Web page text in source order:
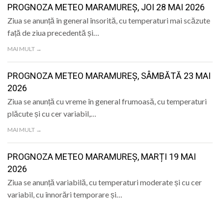
PROGNOZA METEO MARAMUREȘ, JOI 28 MAI 2026
Ziua se anunță în general însorită, cu temperaturi mai scăzute
față de ziua precedentă și…
MAI MULT →
PROGNOZA METEO MARAMUREȘ, SÂMBĂTĂ 23 MAI
2026
Ziua se anunță cu vreme în general frumoasă, cu temperaturi
plăcute și cu cer variabil,…
MAI MULT →
PROGNOZA METEO MARAMUREȘ, MARȚI 19 MAI
2026
Ziua se anunță variabilă, cu temperaturi moderate și cu cer
variabil, cu înnorări temporare și…